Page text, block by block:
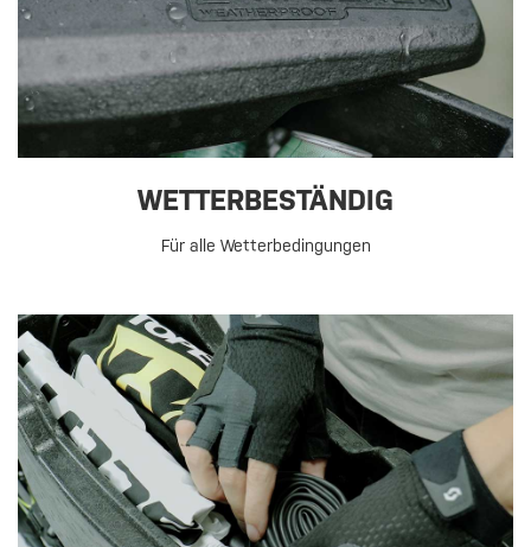
WETTERBESTÄNDIG
Für alle Wetterbedingungen